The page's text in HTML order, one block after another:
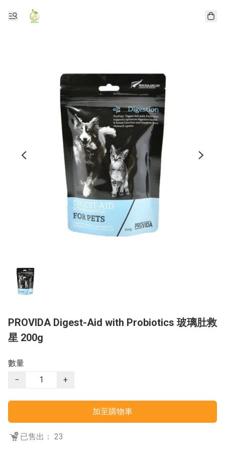
PROVIDA Digest-Aid with Probiotics 玻璃肚救
星 200g
數量
−
+
加至購物車
已售出： 23